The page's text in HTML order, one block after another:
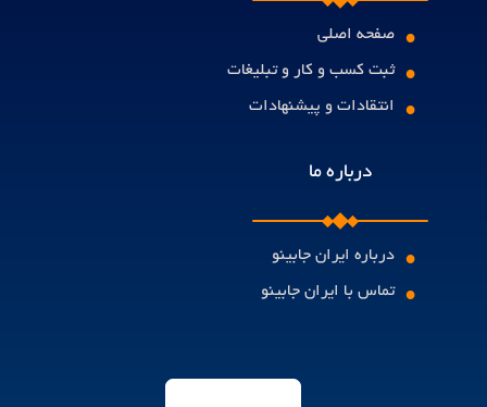
• صفحه اصلی
• ثبت کسب و کار و تبلیغات
• انتقادات و پیشنهادات
درباره ما
• درباره ایران جابینو
• تماس با ایران جابینو